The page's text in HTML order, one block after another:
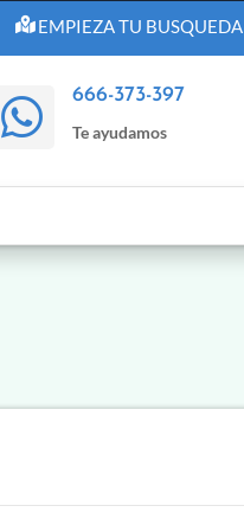
EMPIEZA TU BUSQUEDA
 666-373-397
Te ayudamos